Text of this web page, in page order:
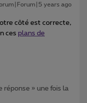
years ago
côté est correcte,
ces plans de
réponse » une fois la